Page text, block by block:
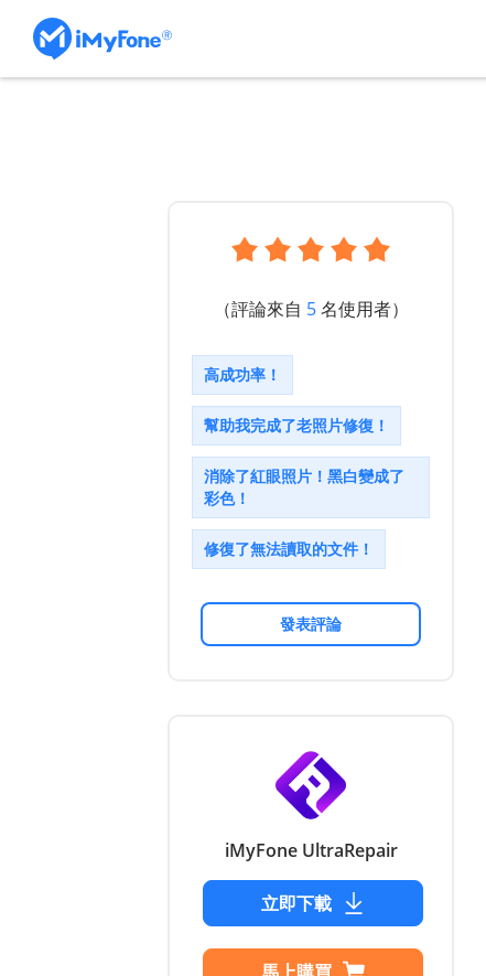
（評論來自 5名使用者）
高成功率！
幫助我完成了老照片修復！
消除了紅眼照片！黑白變成了
彩色！
修復了無法讀取的文件！
發表評論
iMyFone UltraRepair
立即下載